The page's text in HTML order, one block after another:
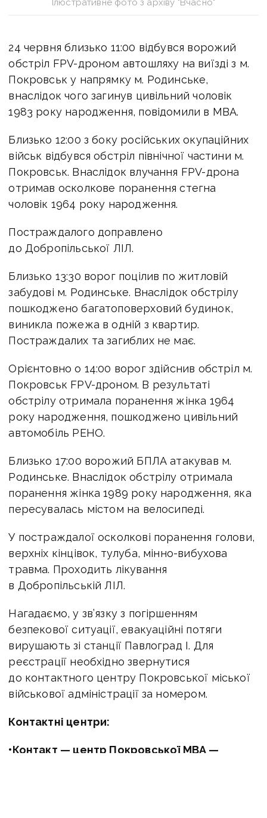
Ілюстративне фото з архіву "Вчасно"
24 червня близько 11:00 відбувся ворожий
обстріл FPV-дроном автошляху на виїзді з м.
Покровськ у напрямку м. Родинське,
внаслідок чого загинув цивільний чоловік
1983 року народження, повідомили в МВА.
Близько 12:00 з боку російських окупаційних
військ відбувся обстріл північної частини м.
Покровськ. Внаслідок влучання FPV-дрона
отримав осколкове поранення стегна
чоловік 1964 року народження.
Постраждалого доправлено
до Добропільської ЛІЛ.
Близько 13:30 ворог поцілив по житловій
забудові м. Родинське. Внаслідок обстрілу
пошкоджено багатоповерховий будинок,
виникла пожежа в одній з квартир.
Постраждалих та загиблих не має.
Орієнтовно о 14:00 ворог здійснив обстріл м.
Покровськ FPV-дроном. В результаті
обстрілу отримала поранення жінка 1964
року народження, пошкоджено цивільний
автомобіль РЕНО.
Близько 17:00 ворожий БПЛА атакував м.
Родинське. Внаслідок обстрілу отримала
поранення жінка 1989 року народження, яка
пересувалась містом на велосипеді.
У постраждалої осколкові поранення голови,
верхніх кінцівок, тулуба, мінно-вибухова
травма. Проходить лікування
в Добропільській ЛІЛ.
Нагадаємо, у зв’язку з погіршенням
безпекової ситуації, евакуаційні потяги
вирушають зі станції Павлоград І. Для
реєстрації необхідно звернутися
до контактного центру Покровської міської
військової адміністрації за номером.
Контактні центри:
•Контакт — центр Покровської МВА —